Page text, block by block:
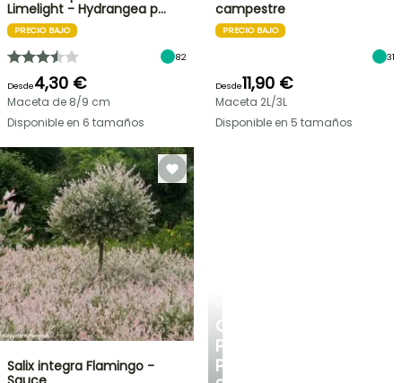
CONSEJOS
PERSONALIZADOS
PARA
Limelight - Hydrangea p…
PRECIO BAJO
82
Desde4,30 €
Maceta de 8/9 cm
Disponible en 6 tamaños
campestre
PRECIO BAJO
31
Desde11,90 €
Maceta 2L/3L
Disponible en 5 tamaños
Salix integra Flamingo -